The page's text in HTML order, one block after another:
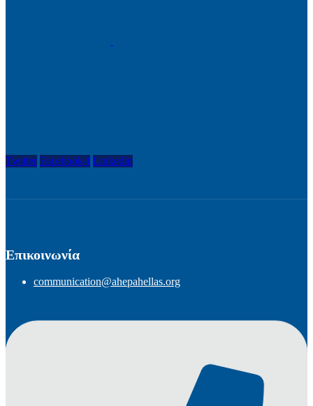
Twitter Facebook-f Linkedin
Επικοινωνία
communication@ahepahellas.org